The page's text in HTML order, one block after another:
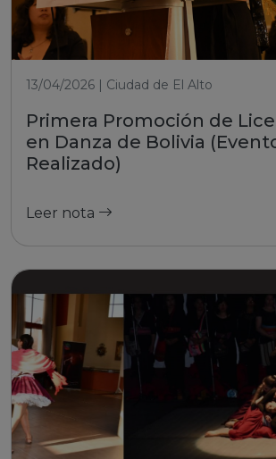
13/04/2026 | Ciudad de El Alto
Primera Promoción de
en Danza de Bolivia
Realizado)
Leer nota